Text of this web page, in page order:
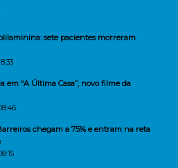
sete pacientes morreram
em “A Última Casa”, novo filme da
chegam a 75% e entram na reta